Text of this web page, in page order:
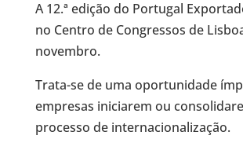
A 12.ª edição do Portugal
no Centro de Congressos de
novembro.
Trata-se de uma oportunidade
empresas iniciarem ou
processo de internacionalização.